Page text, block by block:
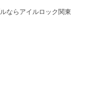
ならアイルロック関東